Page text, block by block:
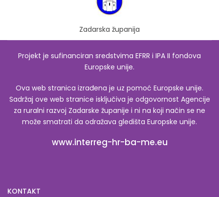
Zadarska županija
Projekt je sufinanciran sredstvima EFRR i IPA II fondova
Europske unije.
Ova web stranica izrađena je uz pomoć Europske unije.
Sadržaj ove web stranice isključiva je odgovornost Agencije
za ruralni razvoj Zadarske županije i ni na koji način se ne
može smatrati da odražava gledišta Europske unije.
www.interreg-hr-ba-me.eu
KONTAKT